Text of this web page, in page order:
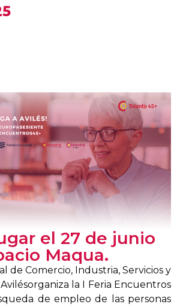
el 27 de junio
Maqua.
de Comercio, Industria, Servicios y
organiza la
I Feria Encuentros
de empleode las personas